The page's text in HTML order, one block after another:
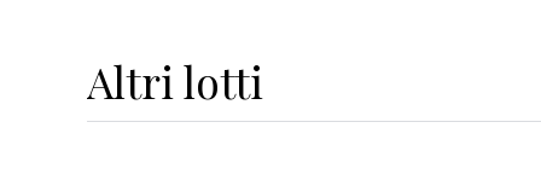
Altri lotti